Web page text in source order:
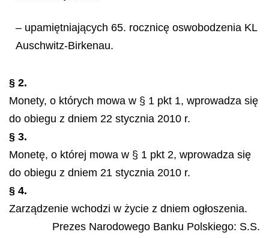
– upamiętniających 65. rocznicę oswobodzenia KL
Auschwitz-Birkenau.
§ 2.
Monety, o których mowa w § 1 pkt 1, wprowadza się
do obiegu z dniem 22 stycznia 2010 r.
§ 3.
Monetę, o której mowa w § 1 pkt 2, wprowadza się
do obiegu z dniem 21 stycznia 2010 r.
§ 4.
Zarządzenie wchodzi w życie z dniem ogłoszenia.
Prezes Narodowego Banku Polskiego: S.S.